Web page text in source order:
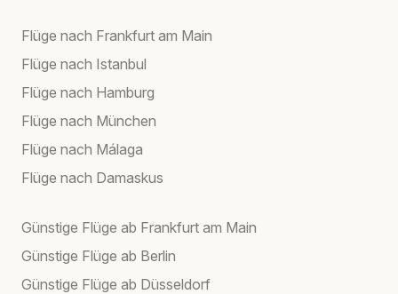
Flüge nach Frankfurt am Main
Flüge nach Istanbul
Flüge nach Hamburg
Flüge nach München
Flüge nach Málaga
Flüge nach Damaskus
Günstige Flüge ab Frankfurt am Main
Günstige Flüge ab Berlin
Günstige Flüge ab Düsseldorf